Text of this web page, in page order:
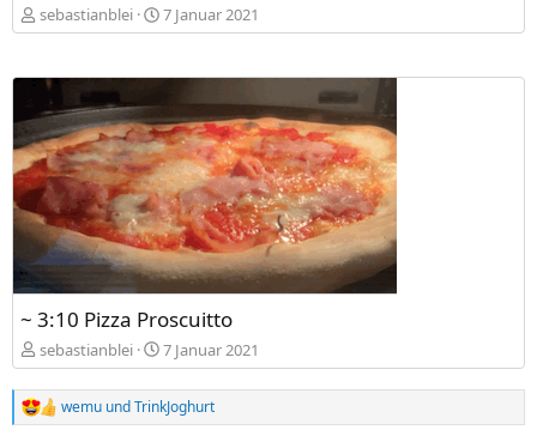
sebastianblei 7 Januar 2021
~ 3:10 Pizza Proscuitto
sebastianblei 7 Januar 2021
R
wemu undTrinkJoghurt